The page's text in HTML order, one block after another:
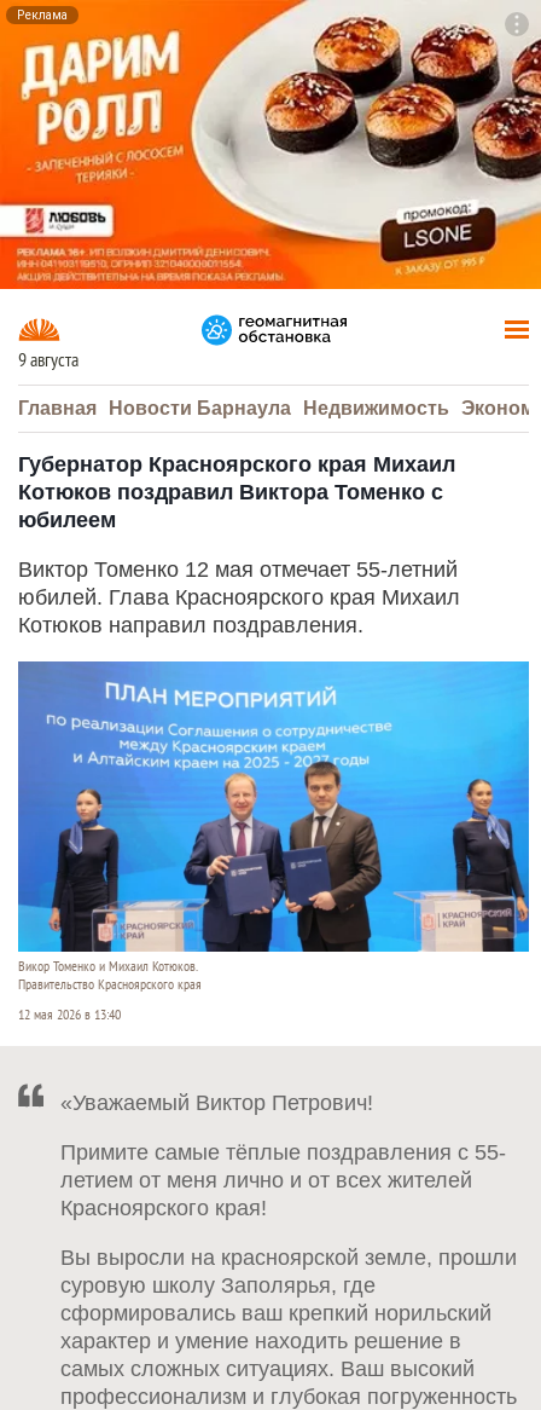
Реклама
9 августа
Главная Новости Барнаула Недвижимость
Губернатор Красноярского края Михаил
Котюков поздравил Виктора Томенко с
юбилеем
Виктор Томенко 12 мая отмечает 55-летний
юбилей. Глава Красноярского края Михаил
Котюков направил поздравления.
Викор Томенко и Михаил Котюков.
Правительство Красноярского края
12 мая 2026 в 13:40
«Уважаемый Виктор Петрович!
Примите самые тёплые поздравления с 55-
летием от меня лично и от всех жителей
Красноярского края!
Вы выросли на красноярской земле, прошли
суровую школу Заполярья, где
сформировались ваш крепкий норильский
характер и умение находить решение в
самых сложных ситуациях. Ваш высокий
профессионализм и глубокая погруженность